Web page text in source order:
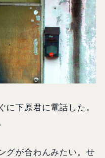
に下原君に電話した。
グが合わんみたい。せ